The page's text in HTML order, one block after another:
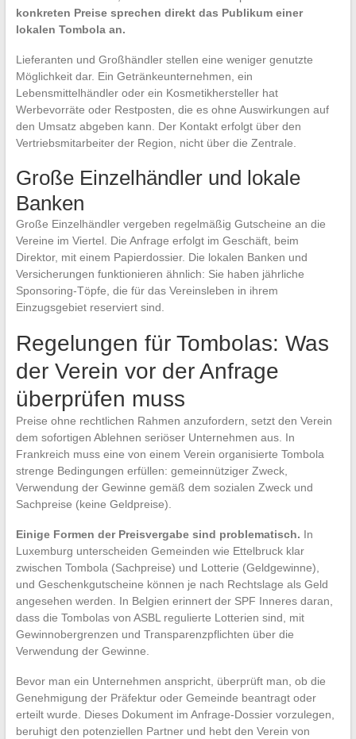
konkreten Preise sprechen direkt das Publikum einer
lokalen Tombola an.
Lieferanten und Großhändler stellen eine weniger genutzte
Möglichkeit dar. Ein Getränkeunternehmen, ein
Lebensmittelhändler oder ein Kosmetikhersteller hat
Werbevorräte oder Restposten, die es ohne Auswirkungen auf
den Umsatz abgeben kann. Der Kontakt erfolgt über den
Vertriebsmitarbeiter der Region, nicht über die Zentrale.
Große Einzelhändler und lokale
Banken
Große Einzelhändler vergeben regelmäßig Gutscheine an die
Vereine im Viertel. Die Anfrage erfolgt im Geschäft, beim
Direktor, mit einem Papierdossier. Die lokalen Banken und
Versicherungen funktionieren ähnlich: Sie haben jährliche
Sponsoring-Töpfe, die für das Vereinsleben in ihrem
Einzugsgebiet reserviert sind.
Regelungen für Tombolas: Was
der Verein vor der Anfrage
überprüfen muss
Preise ohne rechtlichen Rahmen anzufordern, setzt den Verein
dem sofortigen Ablehnen seriöser Unternehmen aus. In
Frankreich muss eine von einem Verein organisierte Tombola
strenge Bedingungen erfüllen: gemeinnütziger Zweck,
Verwendung der Gewinne gemäß dem sozialen Zweck und
Sachpreise (keine Geldpreise).
Einige Formen der Preisvergabe sind problematisch. In
Luxemburg unterscheiden Gemeinden wie Ettelbruck klar
zwischen Tombola (Sachpreise) und Lotterie (Geldgewinne),
und Geschenkgutscheine können je nach Rechtslage als Geld
angesehen werden. In Belgien erinnert der SPF Inneres daran,
dass die Tombolas von ASBL regulierte Lotterien sind, mit
Gewinnobergrenzen und Transparenzpflichten über die
Verwendung der Gewinne.
Bevor man ein Unternehmen anspricht, überprüft man, ob die
Genehmigung der Präfektur oder Gemeinde beantragt oder
erteilt wurde. Dieses Dokument im Anfrage-Dossier vorzulegen,
beruhigt den potenziellen Partner und hebt den Verein von